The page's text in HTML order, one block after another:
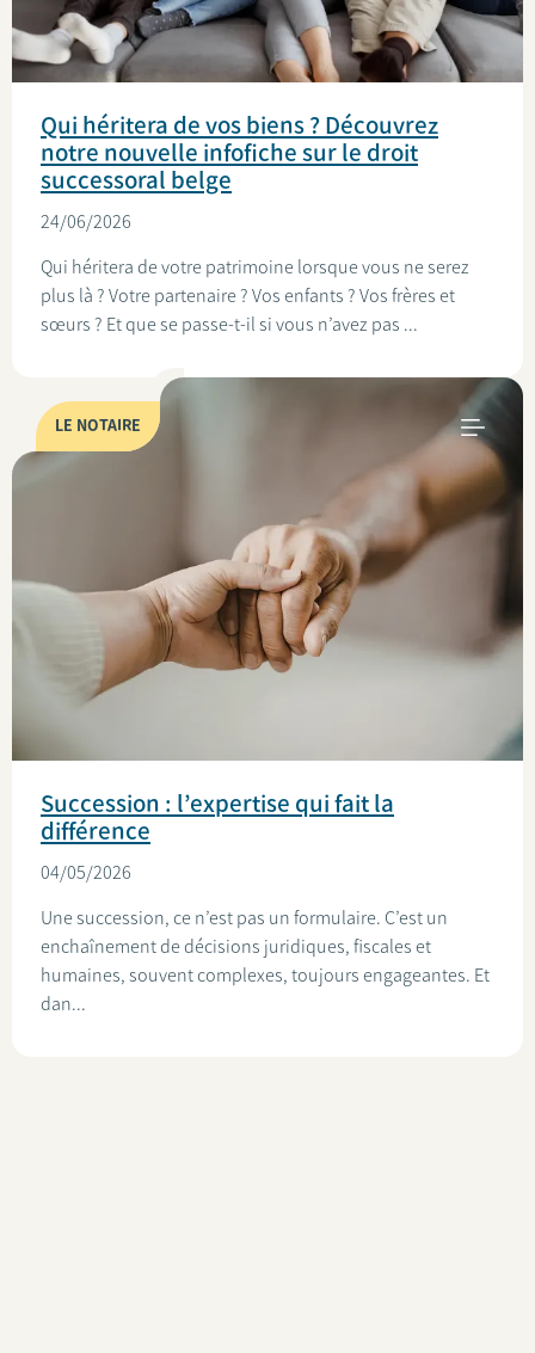
Qui héritera de vos biens ? Découvrez
notre nouvelle infofiche sur le droit
successoral belge
24/06/2026
Qui héritera de votre patrimoine lorsque vous ne serez
plus là ? Votre partenaire ? Vos enfants ? Vos frères et
sœurs ? Et que se passe-t-il si vous n’avez pas ...
LE NOTAIRE
Succession : l’expertise qui fait la
différence
04/05/2026
Une succession, ce n’est pas un formulaire. C’est un
enchaînement de décisions juridiques, fiscales et
humaines, souvent complexes, toujours engageantes. Et
dan...